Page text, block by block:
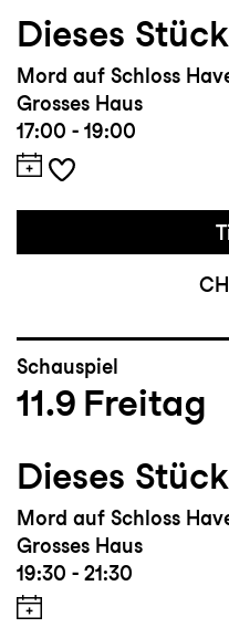
Dieses
Mord auf Schloss
Grosses Haus
17:00 - 19:00
Schauspiel
11.9 Freitag
Dieses
Mord auf Schloss
Grosses Haus
19:30 - 21:30